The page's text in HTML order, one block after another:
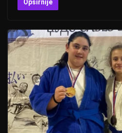
at
A
p
er
b
o
o
k
Opširnije